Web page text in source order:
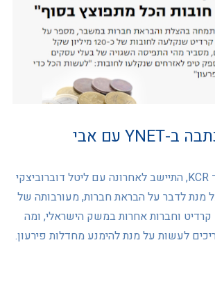
"המחלץ" – כתבה ב-YNET עם אבי
אבי קמינסקי, מייסד KCR, התיישב לאחרונה עם ליטל דוברוביצקי
מנת לדבר על הבראת חברות, מעורבותה של
וחברות אחרות במשק הישראלי, ומה
לעשות על מנת להימנע מחדלות פירעון.